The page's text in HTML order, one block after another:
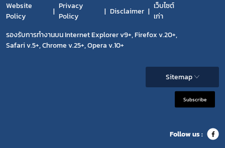
Website
Policy
Privacy
Policy
Disclaimer
เว็บไซต์
เก่า
รองรับการทำงานบน Internet Explorer v9+, Firefox v.20+,
Safari v.5+, Chrome v.25+, Opera v.10+
Sitemap
Subscribe
Follow us :